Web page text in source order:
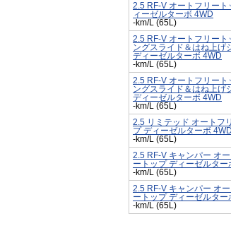
2.5 RF-V オートフリート
ィーゼルターボ 4WD
-km/L (65L)
2.5 RF-V オートフリート
ングスライド＆はね上げ
ディーゼルターボ 4WD
-km/L (65L)
2.5 RF-V オートフリート
ングスライド＆はね上げ
ディーゼルターボ 4WD
-km/L (65L)
2.5 リミテッド オートフ
プ ディーゼルターボ 4WD
-km/L (65L)
2.5 RF-V キャンパー オー
ートップ ディーゼルター
-km/L (65L)
2.5 RF-V キャンパー オー
ートップ ディーゼルター
-km/L (65L)